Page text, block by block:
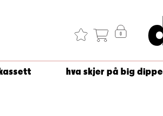
kassett hva skjer på big